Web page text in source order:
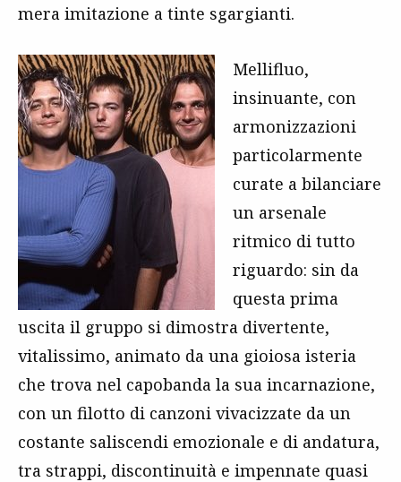
mera imitazione a tinte sgargianti.
Mellifluo,
insinuante, con
armonizzazioni
particolarmente
curate a bilanciare
un arsenale
ritmico di tutto
riguardo: sin da
questa prima
uscita il gruppo si dimostra divertente,
vitalissimo, animato da una gioiosa isteria
che trova nel capobanda la sua incarnazione,
con un filotto di canzoni vivacizzate da un
costante saliscendi emozionale e di andatura,
tra strappi, discontinuità e impennate quasi